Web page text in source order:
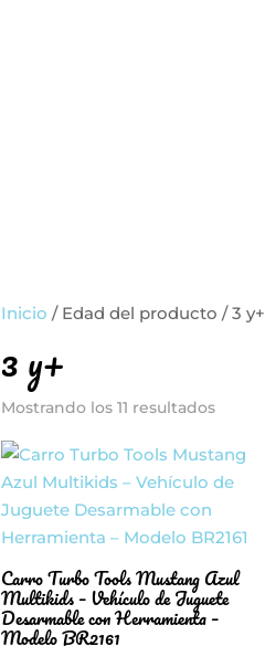
Inicio / Edad del producto / 3 y+
3 y+
Mostrando los 11 resultados
Carro Turbo Tools Mustang Azul
Multikids – Vehículo de Juguete
Desarmable con Herramienta –
Modelo BR2161